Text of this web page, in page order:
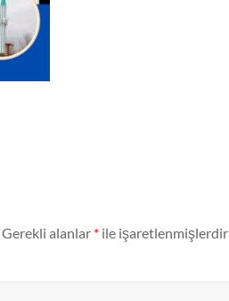
Gerekli alanlar * ile işaretlenmişlerdir